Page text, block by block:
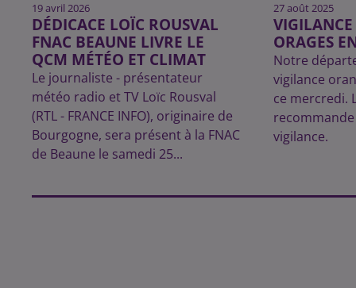
19 avril 2026
DÉDICACE LOÏC ROUSVAL
FNAC BEAUNE LIVRE LE
QCM MÉTÉO ET CLIMAT
Le journaliste - présentateur
météo radio et TV Loïc Rousval
(RTL - FRANCE INFO), originaire de
Bourgogne, sera présent à la FNAC
de Beaune le samedi 25...
27 août 2025
ORAGES
Notre
vigilance
ce mercredi.
vigilance.